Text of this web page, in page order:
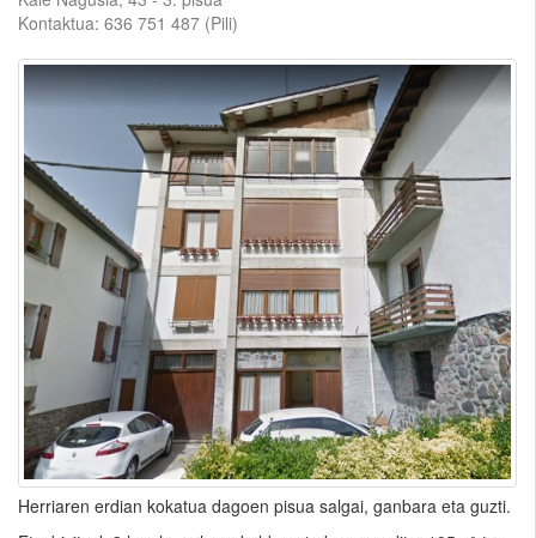
Kontaktua: 636 751 487 (Pili)
Herriaren erdian kokatua dagoen pisua salgai, ganbara eta guzti.